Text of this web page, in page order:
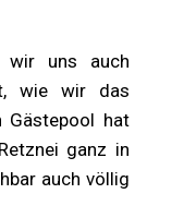
wir uns auch
wie wir das
Gästepool hat
ganz in
auch völlig